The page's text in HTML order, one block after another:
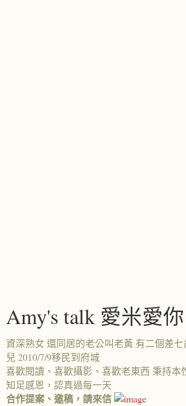
Amy's talk 愛米愛你
資深熟女 還同居的老公叫老黃 有二個差
兒 2010/7/9移民到府城
喜歡閱讀、喜歡攝影、喜歡老東西 秉持本
知足感恩，認真過每一天
合作提案、邀稿，請來信